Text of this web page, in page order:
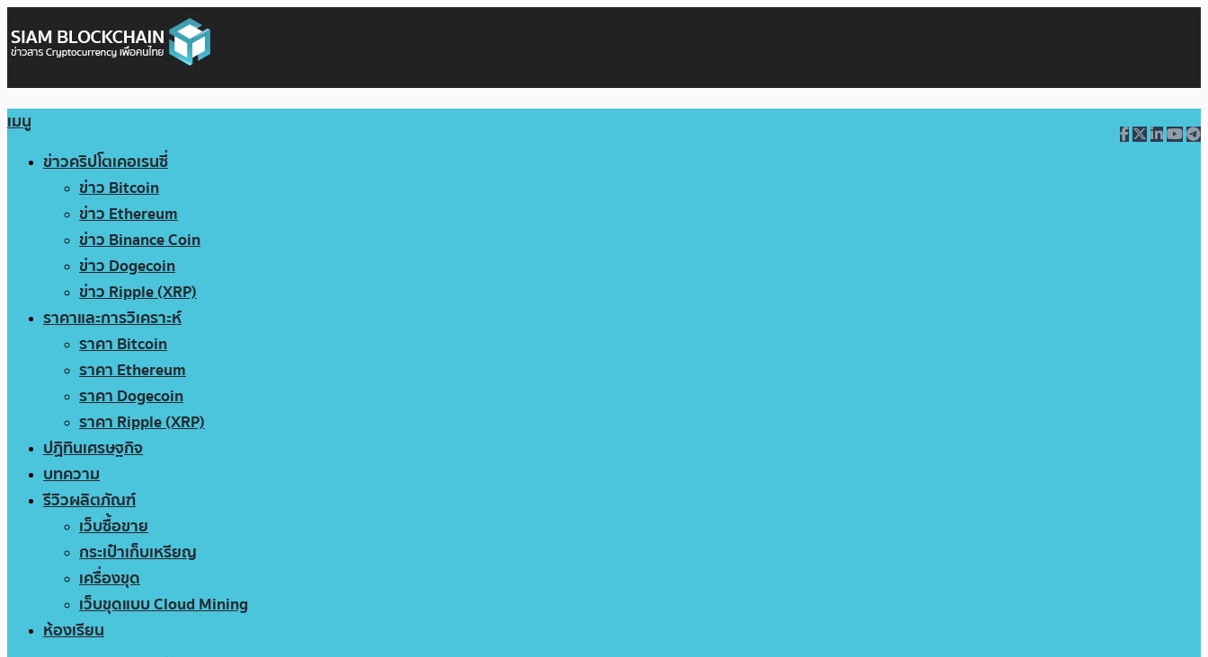
เมนู
ข่าวคริปโตเคอเรนซี่
ข่าว Bitcoin
ข่าว Ethereum
ข่าว Binance Coin
ข่าว Dogecoin
ข่าว Ripple (XRP)
ราคาและการวิเคราะห์
ราคา Bitcoin
ราคา Ethereum
ราคา Dogecoin
ราคา Ripple (XRP)
ปฏิทินเศรษฐกิจ
บทความ
รีวิวผลิตภัณฑ์
เว็บซื้อขาย
กระเป๋าเก็บเหรียญ
เครื่องขุด
เว็บขุดแบบ Cloud Mining
ห้องเรียน